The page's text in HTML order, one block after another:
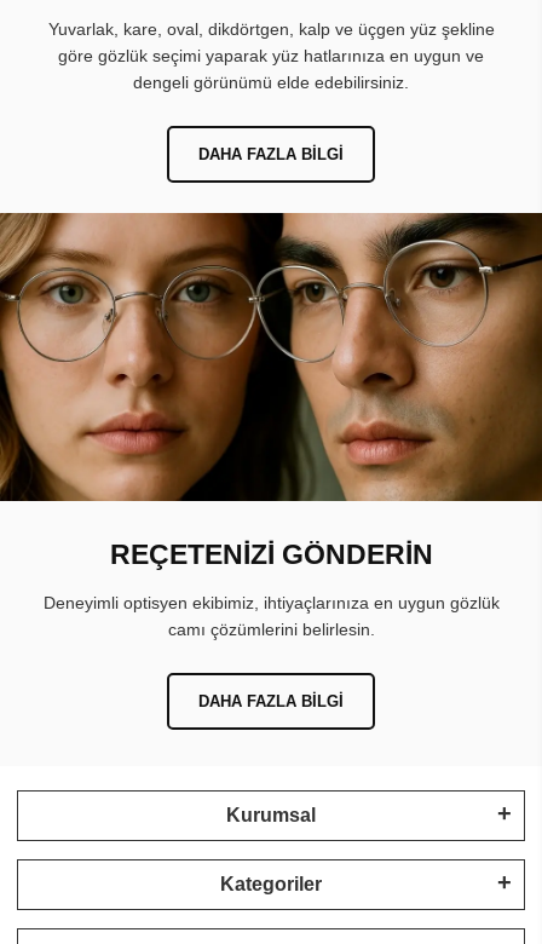
Yuvarlak, kare, oval, dikdörtgen, kalp ve üçgen yüz şekline
göre gözlük seçimi yaparak yüz hatlarınıza en uygun ve
dengeli görünümü elde edebilirsiniz.
DAHA FAZLA BILGI
REÇETENİZİ GÖNDERİN
Deneyimli optisyen ekibimiz, ihtiyaçlarınıza en uygun gözlük
camı çözümlerini belirlesin.
DAHA FAZLA BILGI
Kurumsal
Kategoriler